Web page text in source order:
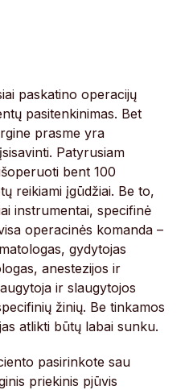
paskatino operacijų
pasitenkinimas. Bet
prasme yra
Patyrusiam
bent 100
reikiami įgūdžiai. Be to,
instrumentai, specifinė
operacinės komanda –
gydytojas
anestezijos ir
ir slaugytojos
žinių. Be tinkamos
atlikti būtų labai sunku.
pasirinkote sau
priekinis pjūvis